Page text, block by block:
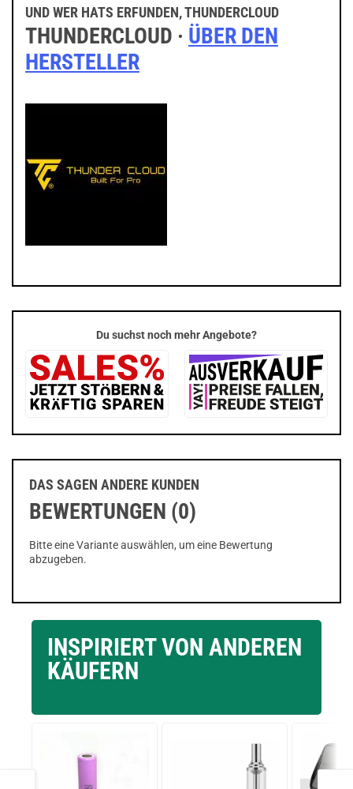
UND WER HATS ERFUNDEN, THUNDERCLOUD
THUNDERCLOUD · ÜBER DEN
HERSTELLER
Du suchst noch mehr Angebote?
DAS SAGEN ANDERE KUNDEN
BEWERTUNGEN (0)
Bitte eine Variante auswählen, um eine Bewertung
abzugeben.
INSPIRIERT VON ANDEREN
KÄUFERN